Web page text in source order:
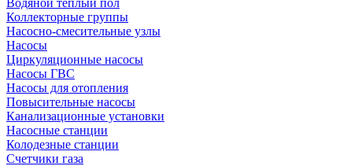
Водяной теплый пол
Коллекторные группы
Насосно-смесительные узлы
Насосы
Циркуляционные насосы
Насосы ГВС
Насосы для отопления
Повысительные насосы
Канализационные установки
Насосные станции
Колодезные станции
Счетчики газа